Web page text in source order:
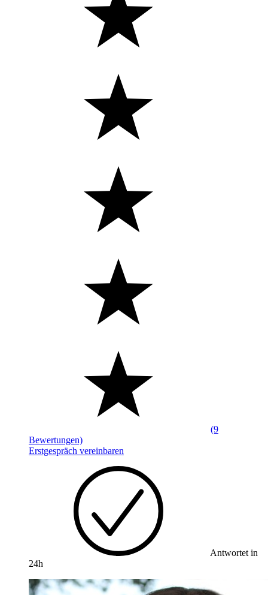
(9
Bewertungen)
Erstgespräch vereinbaren
Antwortet in
24h